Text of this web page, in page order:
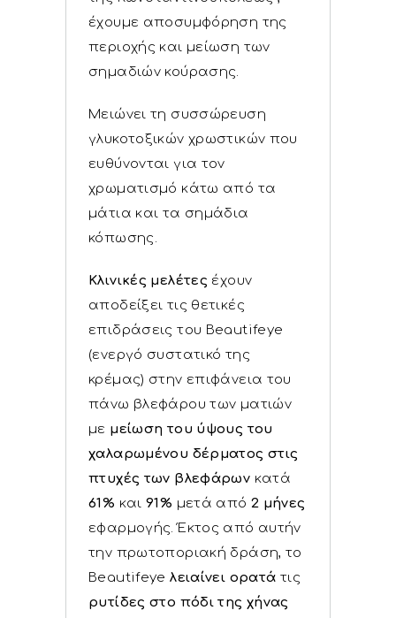
έχουμε αποσυμφόρηση της
περιοχής και μείωση των
σημαδιών κούρασης.
Μειώνει τη συσσώρευση
γλυκοτοξικών χρωστικών που
ευθύνονται για τον
χρωματισμό κάτω από τα
μάτια και τα σημάδια
κόπωσης.
Κλινικές μελέτες έχουν
αποδείξει τις θετικές
επιδράσεις του Beautifeye
(ενεργό συστατικό της
κρέμας) στην επιφάνεια του
πάνω βλεφάρου των ματιών
με μείωση του ύψους του
χαλαρωμένου δέρματος στις
πτυχές των βλεφάρων κατά
61% και 91% μετά από 2 μήνες
εφαρμογής. Έκτος από αυτήν
την πρωτοποριακή δράση, το
Beautifeyeλειαίνει ορατά τις
ρυτίδες στο πόδι της χήνας